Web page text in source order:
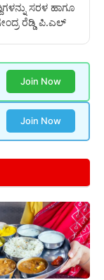
ಸರಳ ಹಾಗೂ
ರೆಡ್ಡಿ ಪಿ.ಎಲ್
Join Now
Join Now